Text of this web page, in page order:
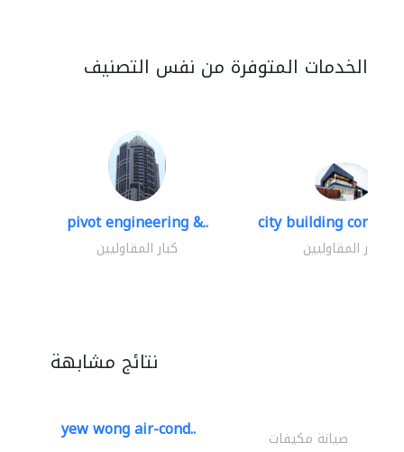
الخدمات المتوفرة من نفس التصنيف
pivot engineering &..
كبار المقاوليين
city building
كبار المقاوليين
نتائج مشابهة
yew wong air-cond.. صيانة مكيفات